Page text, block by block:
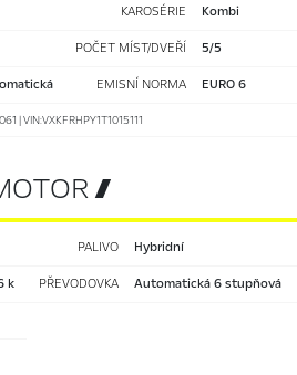
KAROSÉRIE kombi
POČET MÍST/DVEŘÍ 5/5
EMISNÍ NORMA EURO 6
| VIN:VXKFRHPY1T1015111

PALIVO hybridní
k PŘEVODOVKA automatická 6 stupňová